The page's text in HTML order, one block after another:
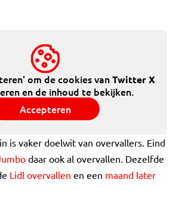
om de cookies vanTwitter X
en de inhoud te bekijken.
Accepteren
is vaker doelwit van overvallers. Eind
daar ook al overvallen. Dezelfde
Lidl overvallen en een maand later